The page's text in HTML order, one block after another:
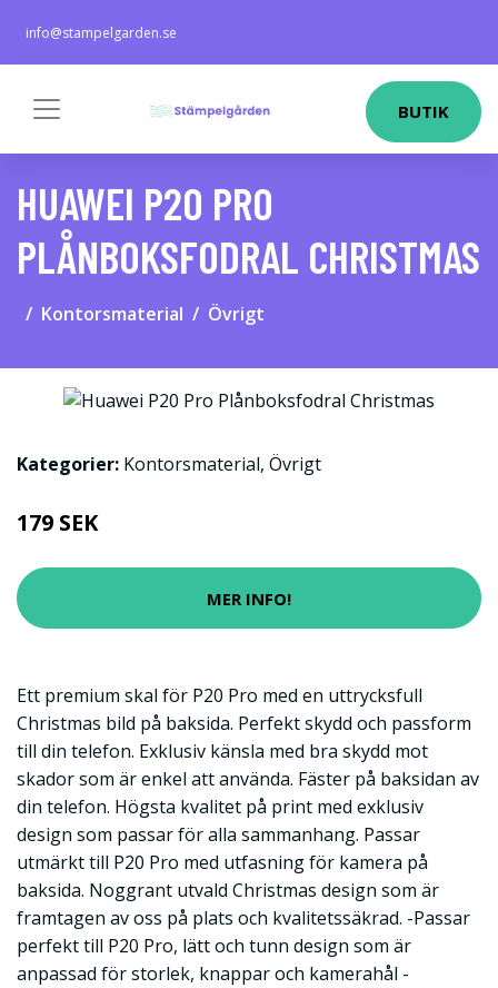
info@stampelgarden.se
BUTIK
HUAWEI P20 PRO
PLÅNBOKSFODRAL CHRISTMAS
Kontorsmaterial Övrigt
Kategorier: Kontorsmaterial, Övrigt
179 SEK
MER INFO!
Ett premium skal för P20 Pro med en uttrycksfull
Christmas bild på baksida. Perfekt skydd och passform
till din telefon. Exklusiv känsla med bra skydd mot
skador som är enkel att använda. Fäster på baksidan av
din telefon. Högsta kvalitet på print med exklusiv
design som passar för alla sammanhang. Passar
utmärkt till P20 Pro med utfasning för kamera på
baksida. Noggrant utvald Christmas design som är
framtagen av oss på plats och kvalitetssäkrad. -Passar
perfekt till P20 Pro, lätt och tunn design som är
anpassad för storlek, knappar och kamerahål -